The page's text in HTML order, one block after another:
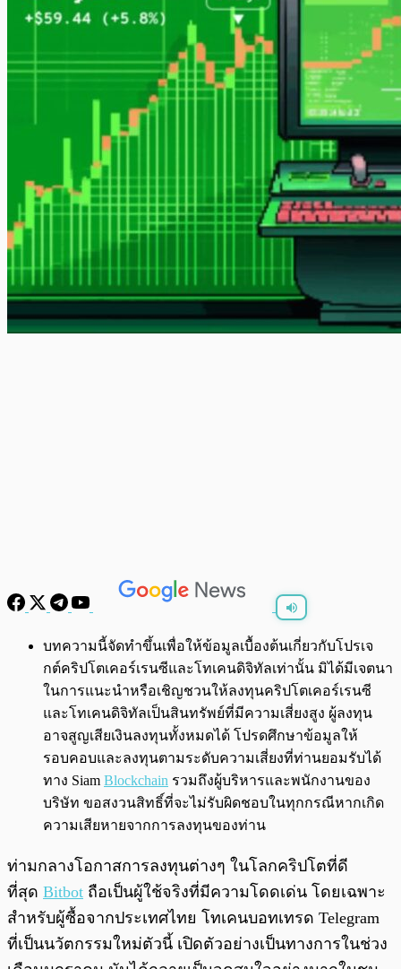
พร้อมเล่น 0:00/0:00
บทความนี้จัดทำขึ้นเพื่อให้ข้อมูลเบื้องต้นเกี่ยวกับโปรเจ
กต์คริปโตเคอร์เรนซีและโทเคนดิจิทัลเท่านั้น มิได้มีเจตนา
ในการแนะนำหรือเชิญชวนให้ลงทุนคริปโตเคอร์เรนซี
และโทเคนดิจิทัลเป็นสินทรัพย์ที่มีความเสี่ยงสูง ผู้ลงทุน
อาจสูญเสียเงินลงทุนทั้งหมดได้ โปรดศึกษาข้อมูลให้
รอบคอบและลงทุนตามระดับความเสี่ยงที่ท่านยอมรับได้
ทาง Siam Blockchain รวมถึงผู้บริหารและพนักงานของ
บริษัท ขอสงวนสิทธิ์ที่จะไม่รับผิดชอบในทุกกรณีหากเกิด
ความเสียหายจากการลงทุนของท่าน
ท่ามกลางโอกาสการลงทุนต่างๆ ในโลกคริปโตที่ดี
ที่สุด Bitbot ถือเป็นผู้ใช้จริงที่มีความโดดเด่น โดยเฉพาะ
สำหรับผู้ซื้อจากประเทศไทย โทเคนบอทเทรด Telegram
ที่เป็นนวัตกรรมใหม่ตัวนี้ เปิดตัวอย่างเป็นทางการในช่วง